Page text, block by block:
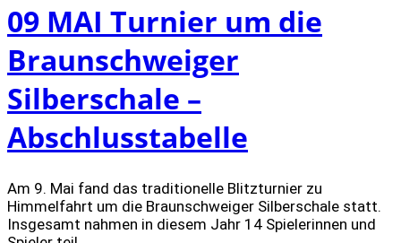
09 MAI Turnier um die
Braunschweiger
Silberschale –
Abschlusstabelle
Am 9. Mai fand das traditionelle Blitzturnier zu
Himmelfahrt um die Braunschweiger Silberschale statt.
Insgesamt nahmen in diesem Jahr 14 Spielerinnen und